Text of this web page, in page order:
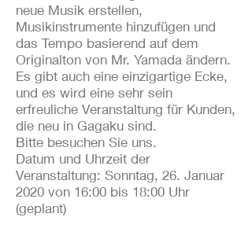
neue Musik erstellen,
Musikinstrumente hinzufügen und
das Tempo basierend auf dem
Originalton von Mr. Yamada ändern.
Es gibt auch eine einzigartige Ecke,
und es wird eine sehr sein
erfreuliche Veranstaltung für Kunden,
die neu in Gagaku sind.
Bitte besuchen Sie uns.
Datum und Uhrzeit der
Veranstaltung: Sonntag, 26. Januar
2020 von 16:00 bis 18:00 Uhr
(geplant)